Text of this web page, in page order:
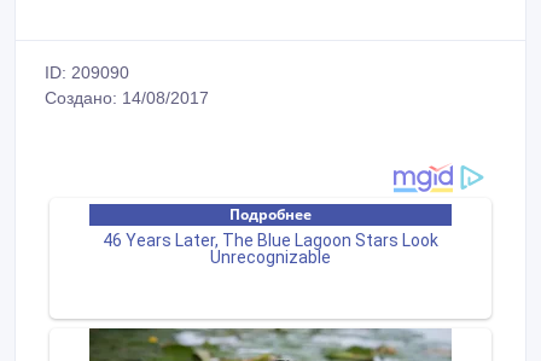
ID: 209090
Создано: 14/08/2017